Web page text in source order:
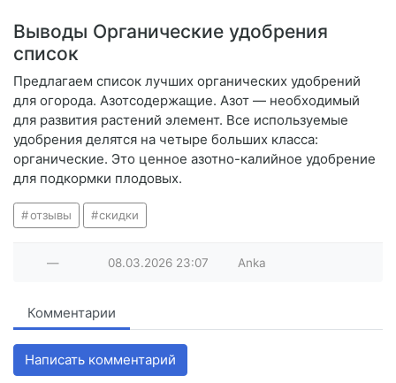
Выводы Органические удобрения
список
Предлагаем список лучших органических удобрений
для огорода. Азотсодержащие. Азот — необходимый
для развития растений элемент. Все используемые
удобрения делятся на четыре больших класса:
органические. Это ценное азотно-калийное удобрение
для подкормки плодовых.
отзывы скидки
— 08.03.2026 23:07 Anka
Комментарии
Написать комментарий